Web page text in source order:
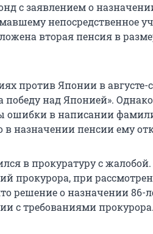
с заявлением о
непосредственное
вторая пенсия в
против Японии в августе-
над Японией».
ошибки в написании
в назначении пенсии ему
в прокуратуру с
прокурора, при
решение о назначении 86-
с требованиями